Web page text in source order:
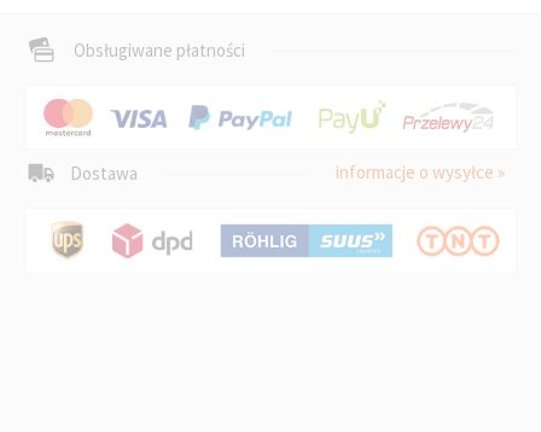
Obsługiwane płatności
Dostawa informacje o wysyłce »